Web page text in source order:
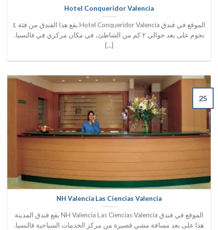
Hotel Conqueridor Valencia
الموقع في فندق Hotel Conqueridor Valencia يقع هذا الفندق من فئة ٤
نجوم على بعد حوالي ٢ كم من الشاطئ، في مكان مركزي في فالنسيا.
[...]
NH Valencia Las Ciencias Valencia
الموقع في فندق NH Valencia Las Ciencias Valencia يقع فندق المدينة
هذا على بعد مسافة مشي قصيرة من مركز الخدمات السياحية فالنسيا.
25